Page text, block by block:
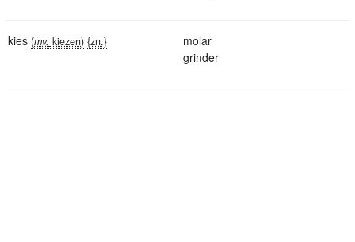
kies (mv. kiezen) {zn.}
molar
grinder